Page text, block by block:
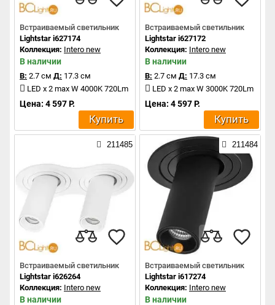
Встраиваемый светильник
Lightstar i627174
Коллекция: Intero new
В наличии
В: 2.7 см Д: 17.3 см
LED x 2 max W 4000K 720Lm
Цена: 4 597 Р.
Купить
Встраиваемый светильник
Lightstar i627172
Коллекция: Intero new
В наличии
В: 2.7 см Д: 17.3 см
LED x 2 max W 3000K 720Lm
Цена: 4 597 Р.
Купить
211485
Встраиваемый светильник
Lightstar i626264
Коллекция: Intero new
В наличии
211484
Встраиваемый светильник
Lightstar i617274
Коллекция: Intero new
В наличии